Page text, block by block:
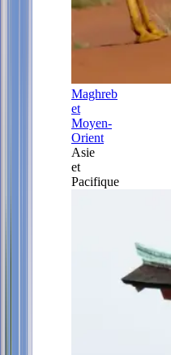
Maghreb
et
Moyen-
Orient
Asie
et
Pacifique